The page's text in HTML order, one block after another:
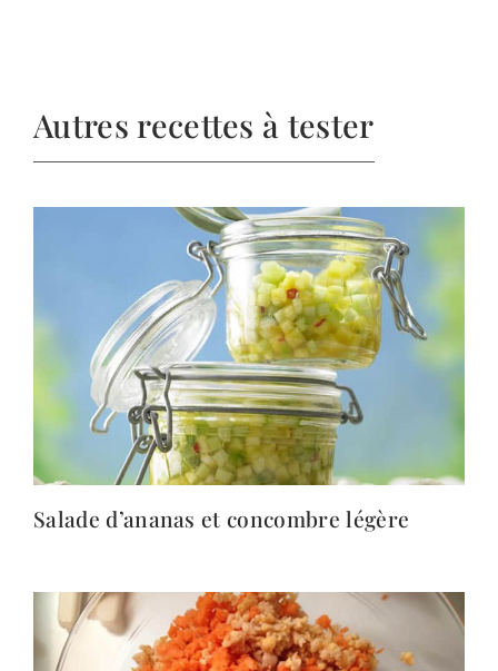
Autres recettes à tester
Salade d’ananas et concombre légère